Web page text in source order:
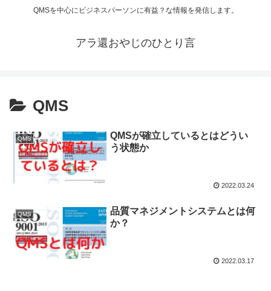
QMSを中心にビジネスパーソンに有益？な情報を発信します。
アラ還おやじのひとり言
QMS
QMS
QMSが確立しているとはどうい
う状態か
2022.03.24
QMS
品質マネジメントシステムとは何
か？
2022.03.17